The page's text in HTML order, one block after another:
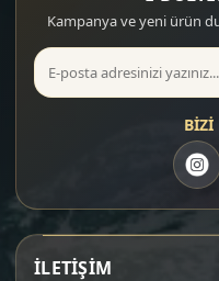
Kampanya ve yeni ürün
BİZİ
İLETİŞİM